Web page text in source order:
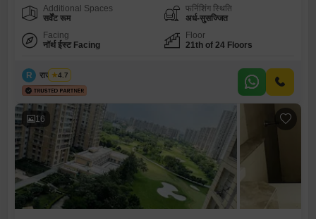
Additional Spaces
सर्वेंट रूम
फर्निशिंग स्थिति
अर्ध-सुसज्जित
Facing
नॉर्थ ईस्ट Facing
Floor
21th of 24 Floors
R राजा त्यागी
4.7
16